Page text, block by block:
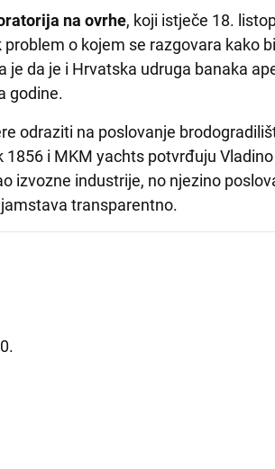
na ovrhe, koji istječe 18.
o kojem se razgovara kako
je da je i Hrvatska udruga banaka
godine.
odraziti na poslovanje
1856 i MKM yachts potvrđuju
izvozne industrije, no njezino
transparentno.